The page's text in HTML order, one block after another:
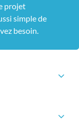
projet
simple de
besoin.